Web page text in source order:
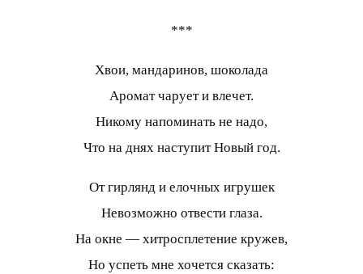
***
Хвои, мандаринов, шоколада
Аромат чарует и влечет.
Никому напоминать не надо,
Что на днях наступит Новый год.
От гирлянд и елочных игрушек
Невозможно отвести глаза.
На окне — хитросплетение кружев,
Но успеть мне хочется сказать: